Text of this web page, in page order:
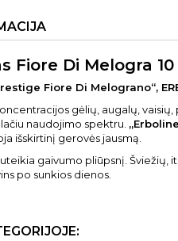
Fiore Di Melogra
Fiore Di Melograno“,
gėlių, augalų,
naudojimo spektru.
išskirtinį gerovės jausmą.
gaivumo pliūpsnį. Šviežių,
po sunkios dienos.